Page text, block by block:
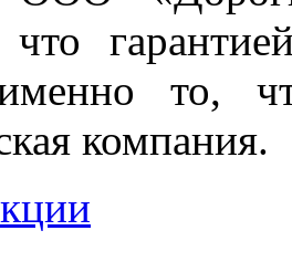
что
то,
компания.